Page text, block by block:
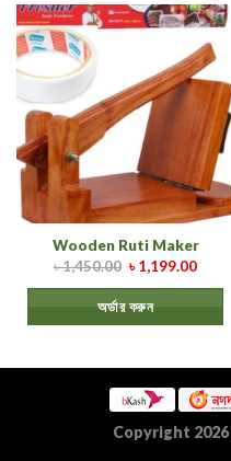
Wooden Ruti Maker
৳1,450.00 ৳1,199.00
অর্ডার করুন
Copyright 2026